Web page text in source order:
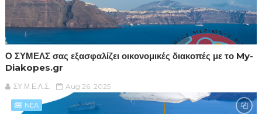
Ο ΣΥΜΕΛΣ σας εξασφαλίζει οικονομικές διακοπές με το My-
Diakopes.gr
ΣΥ.Μ.Ε.Λ.Σ. Aug 26, 2025
NEA